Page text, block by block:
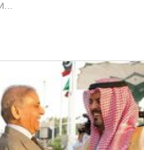
что известно